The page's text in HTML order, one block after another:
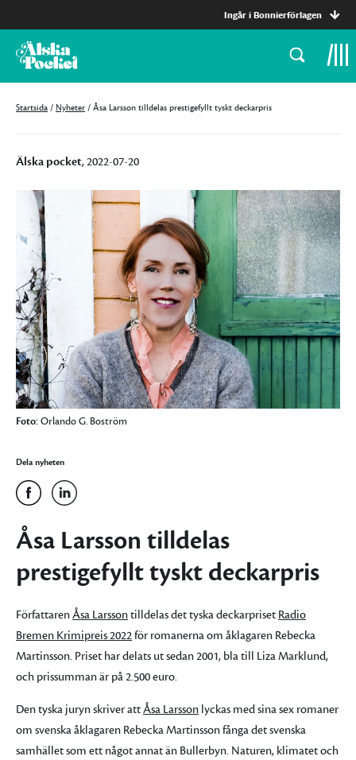
Ingår i Bonnierförlagen
Startsida / Nyheter / Åsa Larsson tilldelas prestigefyllt tyskt deckarpris
Älska pocket, 2022-07-20
Foto:Orlando G. Boström
Dela nyheten
Åsa Larsson tilldelas
prestigefyllt tyskt deckarpris
FörfattarenÅsa Larssontilldelas det tyska deckarpriset Radio
Bremen Krimipreis 2022för romanerna om åklagaren Rebecka
Martinsson. Priset har delats ut sedan 2001, bla till Liza Marklund,
och prissumman är på 2.500 euro.
Den tyska juryn skriver attÅsa Larsson lyckas med sina sex romaner
om svenska åklagaren Rebecka Martinsson fånga det svenska
samhället som ett något annat än Bullerbyn. Naturen, klimatet och